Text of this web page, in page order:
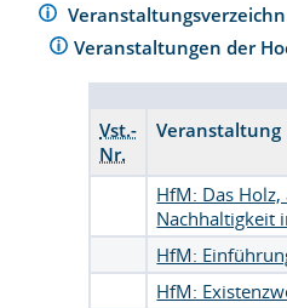
Veranstaltungen der
Vst.-
Nr.
Veranstaltung
HfM: Das
Nachhaltigkeit
HfM:
HfM: